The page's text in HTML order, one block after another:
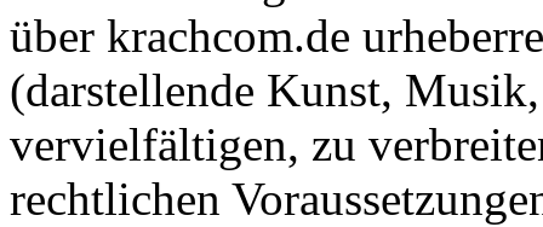
über krachcom.de
(darstellende Kunst,
vervielfältigen, zu
rechtlichen